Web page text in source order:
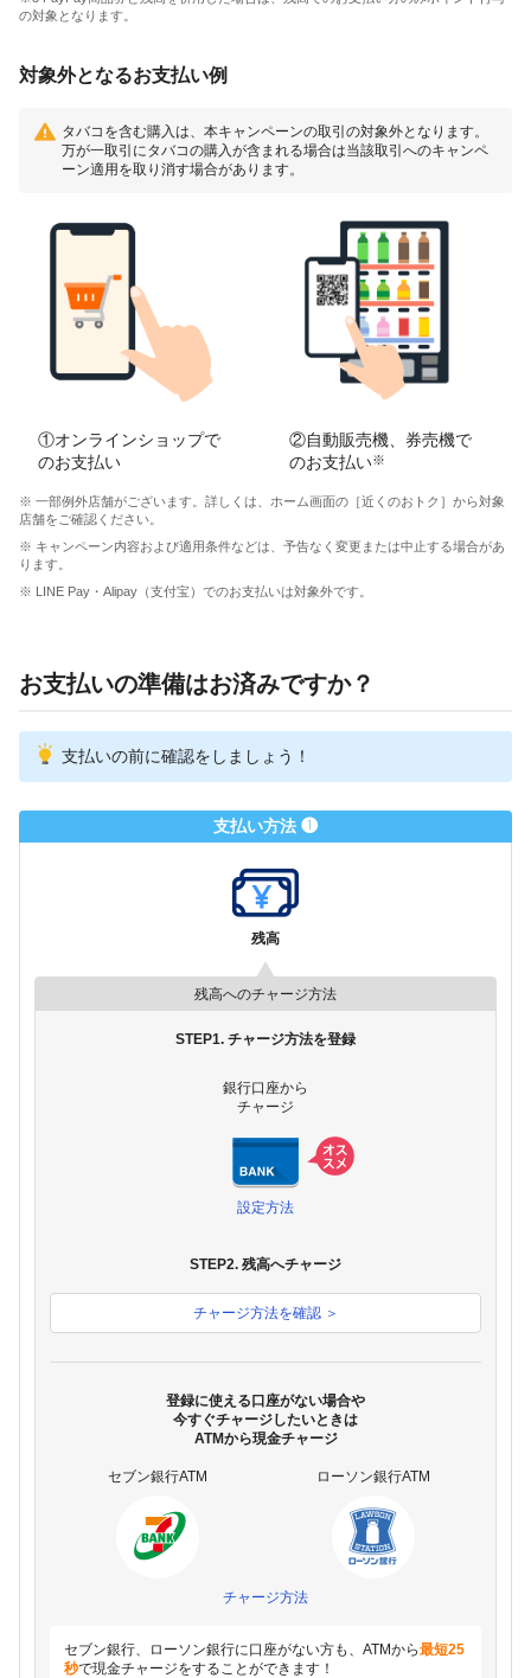
の対象となります。
対象外となるお支払い例
タバコを含む購入は、本キャンペーンの取引の対象外となります。
万が一取引にタバコの購入が含まれる場合は当該取引へのキャンペ
ーン適用を取り消す場合があります。
①オンラインショップで
のお支払い
②自動販売機、券売機で
のお支払い※
※ 一部例外店舗がございます。詳しくは、ホーム画面の［近くのおトク］から対象
店舗をご確認ください。
※ キャンペーン内容および適用条件などは、予告なく変更または中止する場合があ
ります。
※ LINE Pay・Alipay（支付宝）でのお支払いは対象外です。
お支払いの準備はお済みですか？
支払いの前に確認をしましょう！
支払い方法 ❶
残高
残高へのチャージ方法
STEP1. チャージ方法を登録
銀行口座から
チャージ
設定方法
STEP2. 残高へチャージ
チャージ方法を確認 ＞
登録に使える口座がない場合や
今すぐチャージしたいときは
ATMから現金チャージ
セブン銀行ATM ローソン銀行ATM
チャージ方法
セブン銀行、ローソン銀行に口座がない方も、ATMから最短25
秒で現金チャージをすることができます！